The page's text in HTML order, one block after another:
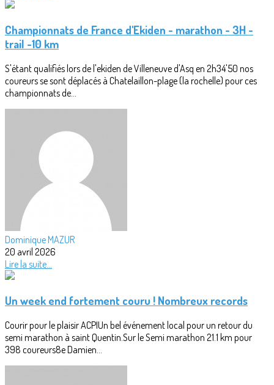
Championnats de France d'Ekiden - marathon - 3H -
trail -10 km
S'étant qualifiés lors de l'ekiden de Villeneuve d'Asq en 2h34'50 nos
coureurs se sont déplacés à Chatelaillon-plage (la rochelle) pour ces
championnats de...
Dominique MAZUR
20 avril 2026
Lire la suite...
Un week end fortement couru ! Nombreux records
Courir pour le plaisir ACPIUn bel événement local pour un retour du
semi marathon à saint Quentin.Sur le Semi marathon 21.1 km pour
398 coureurs8e Damien...